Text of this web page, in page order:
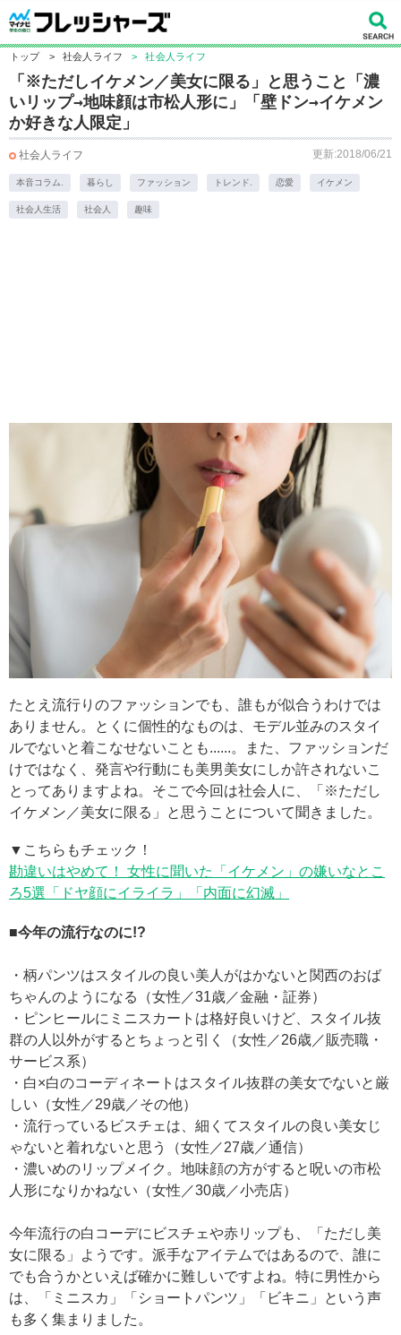
トップ > 社会人ライフ > 社会人ライフ
「※ただしイケメン／美女に限る」と思うこと「濃
いリップ→地味顔は市松人形に」「壁ドン→イケメン
か好きな人限定」
社会人ライフ 更新:2018/06/21
本音コラム. 暮らし ファッション トレンド. 恋愛 イケメン
社会人生活 社会人 趣味
たとえ流行りのファッションでも、誰もが似合うわけでは
ありません。とくに個性的なものは、モデル並みのスタイ
ルでないと着こなせないことも......。また、ファッションだ
けではなく、発言や行動にも美男美女にしか許されないこ
とってありますよね。そこで今回は社会人に、「※ただし
イケメン／美女に限る」と思うことについて聞きました。
▼こちらもチェック！
勘違いはやめて！ 女性に聞いた「イケメン」の嫌いなとこ
ろ5選「ドヤ顔にイライラ」「内面に幻滅」
■今年の流行なのに!?
・柄パンツはスタイルの良い美人がはかないと関西のおば
ちゃんのようになる（女性／31歳／金融・証券）
・ピンヒールにミニスカートは格好良いけど、スタイル抜
群の人以外がするとちょっと引く（女性／26歳／販売職・
サービス系）
・白×白のコーディネートはスタイル抜群の美女でないと厳
しい（女性／29歳／その他）
・流行っているビスチェは、細くてスタイルの良い美女じ
ゃないと着れないと思う（女性／27歳／通信）
・濃いめのリップメイク。地味顔の方がすると呪いの市松
人形になりかねない（女性／30歳／小売店）
今年流行の白コーデにビスチェや赤リップも、「ただし美
女に限る」ようです。派手なアイテムではあるので、誰に
でも合うかといえば確かに難しいですよね。特に男性から
は、「ミニスカ」「ショートパンツ」「ビキニ」という声
も多く集まりました。